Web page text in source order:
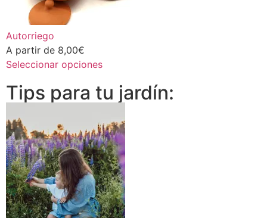
Autorriego
A partir de 8,00€
Seleccionar opciones
Tips para tu jardín: